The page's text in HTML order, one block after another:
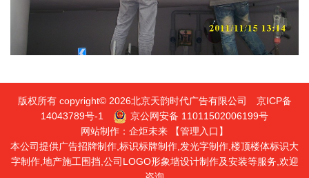
版权所有 copyright© 2026北京天韵时代广告有限公司 京ICP备
14043789号-1
京公网安备 11011502006199号
网站制作： 企炬未来
【管理入口】
本公司提供广告招牌制作,标识标牌制作,发光字制作,楼顶楼体标识大
字制作,地产施工围挡,公司LOGO形象墙设计制作及安装等服务,欢迎